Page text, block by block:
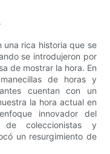
una rica historia que se
se introdujeron por
de mostrar la hora. En
de horas y
cuentan con un
la hora actual en
innovador del
de coleccionistas y
un resurgimiento de